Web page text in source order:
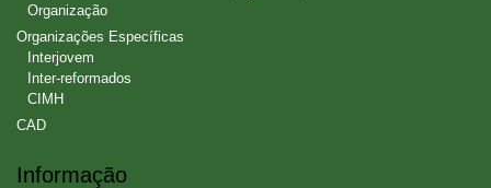
Organização
Organizações Específicas
Interjovem
Inter-reformados
CIMH
CAD
Informação